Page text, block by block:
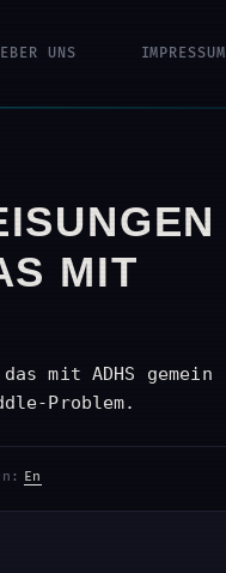
UNS IMPRESSUM
MIT
mit ADHS gemein
Problem.
En